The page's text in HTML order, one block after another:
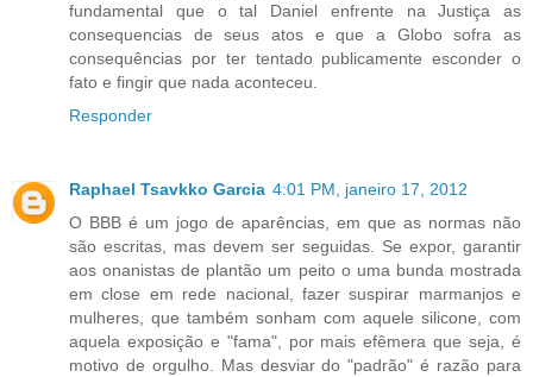
fundamental que o tal Daniel enfrente na Justiça as
consequencias de seus atos e que a Globo sofra as
consequências por ter tentado publicamente esconder o
fato e fingir que nada aconteceu.
Responder
Raphael Tsavkko Garcia 4:01 PM, janeiro 17, 2012
O BBB é um jogo de aparências, em que as normas não
são escritas, mas devem ser seguidas. Se expor, garantir
aos onanistas de plantão um peito o uma bunda mostrada
em close em rede nacional, fazer suspirar marmanjos e
mulheres, que também sonham com aquele silicone, com
aquela exposição e "fama", por mais efêmera que seja, é
motivo de orgulho. Mas desviar do "padrão" é razão para